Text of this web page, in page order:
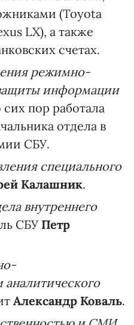
(Toyota
LX), а также
счетах.
режимно-
информации
сих пор работала
отдела в
СБУ.
специального
Калашник.
внутреннего
СБУ Петр
Александр Коваль.